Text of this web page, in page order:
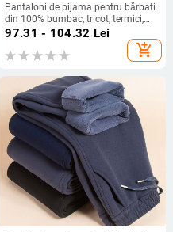
Pantaloni de pijama pentru bărbați
din 100% bumbac, tricot, termici,
talie înaltă, croială lejeră pentru
97.31 - 104.32 Lei
add_shopping_cart